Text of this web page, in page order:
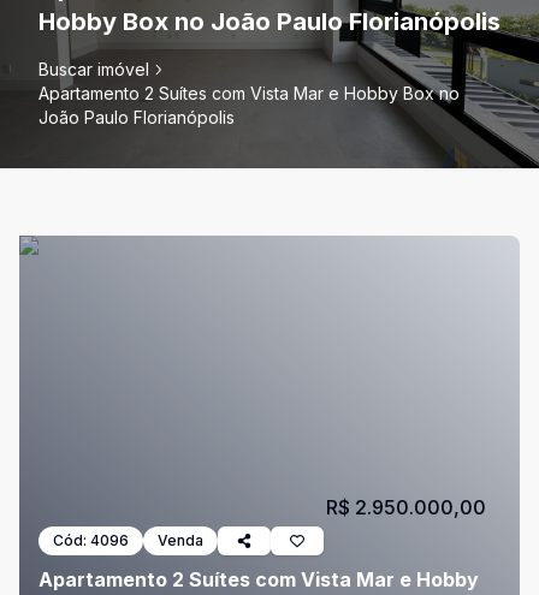
Hobby Box no João Paulo Florianópolis
Buscar imóvel
Apartamento 2 Suítes com Vista Mar e Hobby Box no
João Paulo Florianópolis
Cód: 4096 Venda
Apartamento 2 Suítes com Vista Mar e Hobby
R$ 2.950.000,00